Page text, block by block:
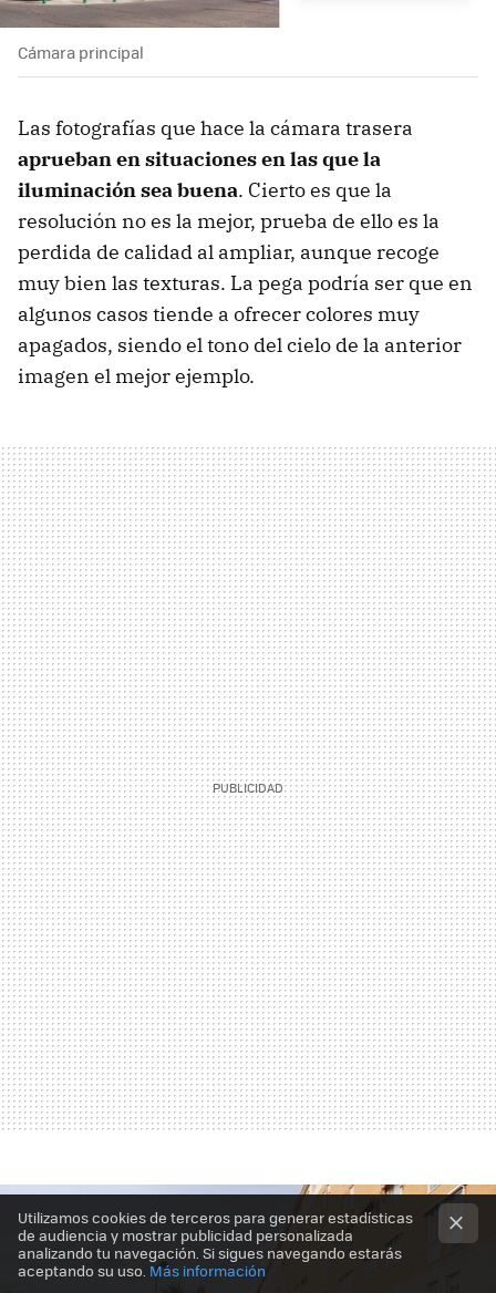
Cámara principal
Las fotografías que hace la cámara trasera
aprueban en situaciones en las que la
iluminación sea buena. Cierto es que la
resolución no es la mejor, prueba de ello es la
perdida de calidad al ampliar, aunque recoge
muy bien las texturas. La pega podría ser que en
algunos casos tiende a ofrecer colores muy
apagados, siendo el tono del cielo de la anterior
imagen el mejor ejemplo.
Utilizamos cookies de terceros para generar estadísticas
de audiencia y mostrar publicidad personalizada
analizando tu navegación. Si sigues navegando estarás
aceptando su uso. Más información